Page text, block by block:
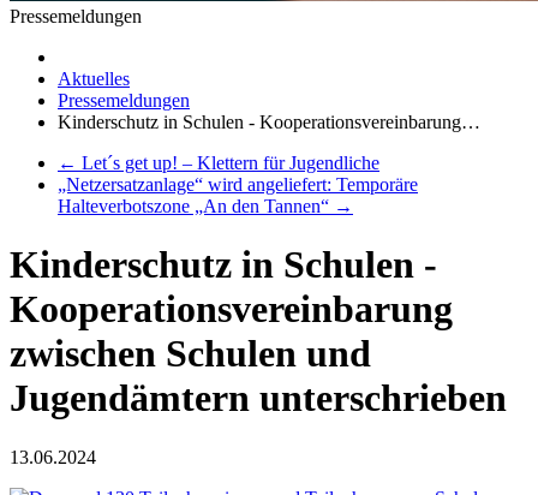
Pressemeldungen
Aktuelles
Pressemeldungen
Kinderschutz in Schulen - Kooperationsvereinbarung…
← Let´s get up! – Klettern für Jugendliche
„Netzersatzanlage“ wird angeliefert: Temporäre
Halteverbotszone „An den Tannen“ →
Kinderschutz in Schulen -
Kooperationsvereinbarung
zwischen Schulen und
Jugendämtern unterschrieben
13.06.2024